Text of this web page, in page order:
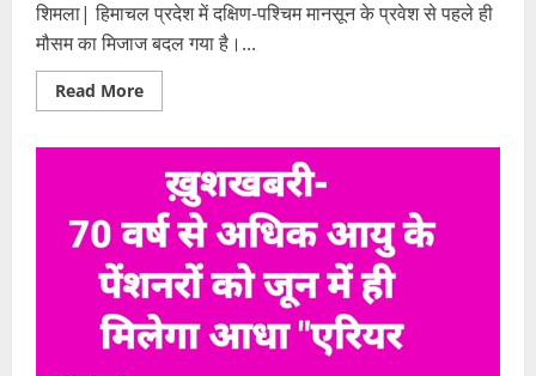
रिपोर्ट
शिमला| हिमाचल प्रदेश में दक्षिण-पश्चिम मानसून के प्रवेश से पहले ही
मौसम का मिजाज बदल गया है।...
Read MoreRead
more
जून
तक
भारी
बारिश
का
ऑरेंज
अलर्ट,
पांच
जिलों